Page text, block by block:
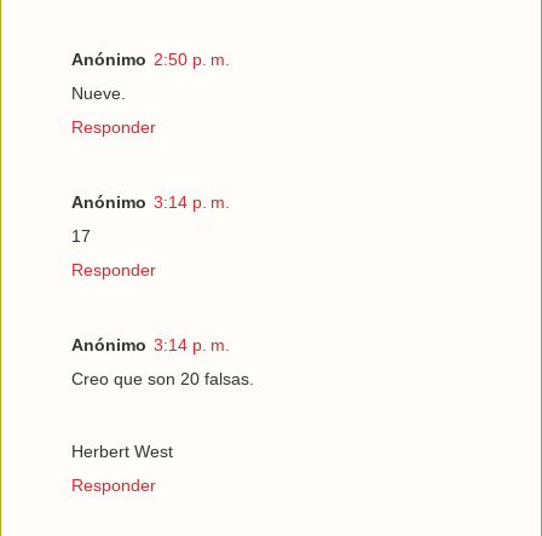
Anónimo 2:50 p. m.
Nueve.
Responder
Anónimo 3:14 p. m.
17
Responder
Anónimo 3:14 p. m.
Creo que son 20 falsas.
Herbert West
Responder